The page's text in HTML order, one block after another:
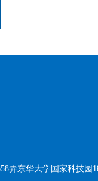
弄东华大学国家科技园